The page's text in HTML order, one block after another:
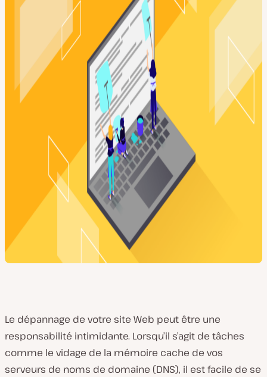
Le dépannage de votre site Web peut être une
responsabilité intimidante. Lorsqu’il s’agit de tâches
comme le vidage de la mémoire cache de vos
serveurs de noms de domaine (DNS), il est facile de se